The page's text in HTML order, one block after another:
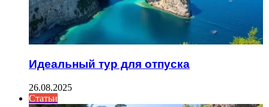
Идеальный тур для отпуска
26.08.2025
Статьи